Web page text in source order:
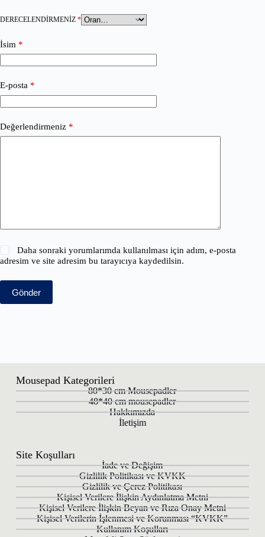
DERECELENDIRMENIZ *
İsim *
E-posta *
Değerlendirmeniz *
Daha sonraki yorumlarımda kullanılması için adım, e-posta
adresim ve site adresim bu tarayıcıya kaydedilsin.
Gönder
Mousepad Kategorileri
80*30 cm Mousepadler
48*40 cm mousepadler
Hakkımızda
İletişim
Site Koşulları
İade ve Değişim
Gizlilik Politikası ve KVKK
Gizlilik ve Çerez Politikası
Kişisel Verilere İlişkin Aydınlatma Metni
Kişisel Verilere İlişkin Beyan ve Rıza Onay Metni
Kişisel Verilerin İşlenmesi ve Korunması “KVKK”
Kullanım Koşulları